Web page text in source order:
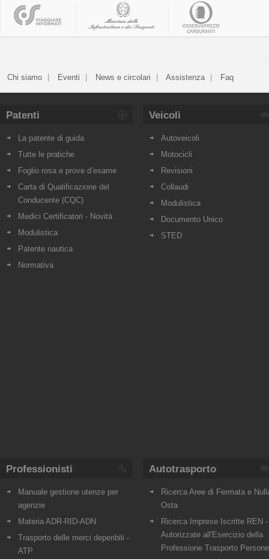
Chi siamo Eventi News e circolari Assistenza Faq
Patenti
La patente di guida
Tutte le pratiche
Foglio rosa e prove d’esame
Carta di Qualificazione del
Conducente (CQC)
Medici Certificatori - Novità
Modulistica
Patente nautica
Normativa
Veicoli
Autoveicoli
Motocicli
Revisioni
Collaudi
Modulistica
Documento Unico
STED
Professionisti
Manuale gestione utenze per
agenzie
Materia ADR-RID-ADN
Trasporto delle merci deperibili -
ATP
Autotrasporto
Ricerca Aree di Fermata e
Osta
Ricerca Imprese Iscritte REN -
Autorizzate all'Esercizio della
Professione Trasporto Persone